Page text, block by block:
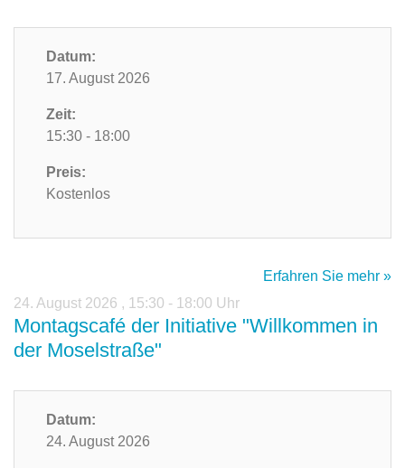
Datum:
17. August 2026
Zeit:
15:30 - 18:00
Preis:
Kostenlos
Erfahren Sie mehr »
24. August 2026 , 15:30 - 18:00 Uhr
Montagscafé der Initiative "Willkommen in
der Moselstraße"
Datum:
24. August 2026